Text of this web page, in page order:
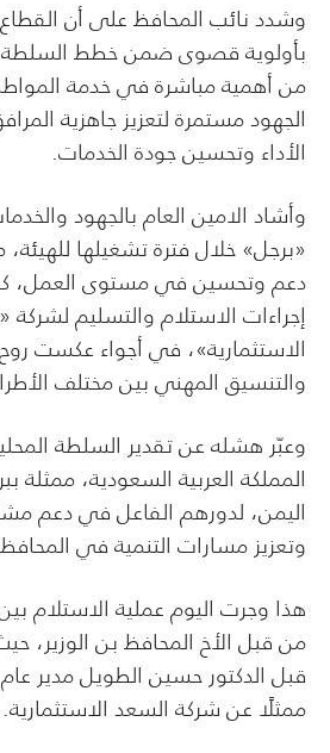
وشدد نائب المحافظ على أن
بأولوية قصوى ضمن خطط السلطة
من أهمية مباشرة في خدمة
الجهود مستمرة لتعزيز جاهزية
الأداء وتحسين جودة الخدمات.
وأشاد الامين العام بالجهود
«برجل» خلال فترة تشغيلها
دعم وتحسين في مستوى العمل،
إجراءات الاستلام والتسليم لشركة
الاستثمارية»، في أجواء عكست
والتنسيق المهني بين مختلف
وعبّر هشله عن تقدير السلطة
المملكة العربية السعودية، ممثلة
اليمن، لدورهم الفاعل في دعم
وتعزيز مسارات التنمية في
هذا وجرت اليوم عملية الاستلام بين
من قبل الأخ المحافظ بن الوزير،
قبل الدكتور حسين الطويل مدير
ممثلًا عن شركة السعد الاستثمارية.